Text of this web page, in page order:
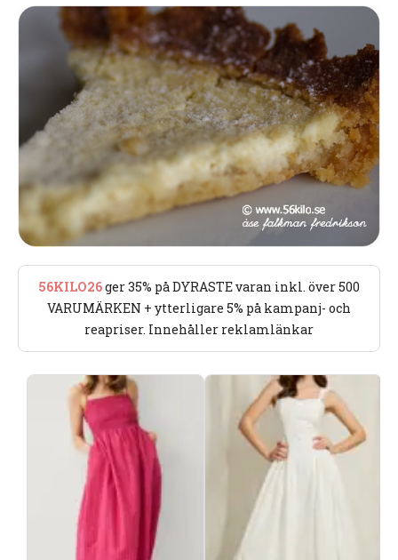
56KILO26ger 35% på DYRASTE varan inkl. över 500
VARUMÄRKEN + ytterligare 5% på kampanj- och
reapriser. Innehåller reklamlänkar